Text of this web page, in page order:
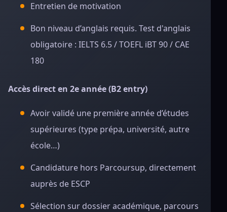
Entretien de motivation
Bon niveau d’anglais requis. Test d'anglais
obligatoire : IELTS 6.5 / TOEFL iBT 90 / CAE
180
Accès direct en 2e année (B2 entry)
Avoir validé une première année d’études
supérieures (type prépa, université, autre
école…)
Candidature hors Parcoursup, directement
auprès de ESCP
Sélection sur dossier académique, parcours